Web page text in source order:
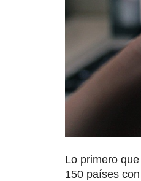
Lo primero
150 países